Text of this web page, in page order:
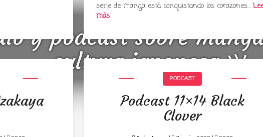
y podcast sobre
cultura japonesa ツ
serie de manga está conquistando los corazones…
más
PODCAST
Podcast 11×14 Black
Clover